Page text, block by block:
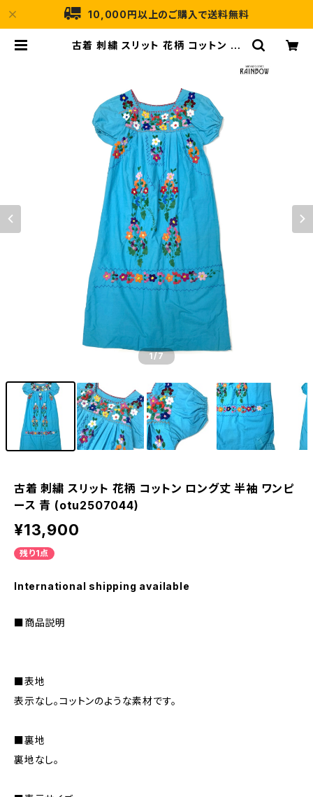
10,000円以上のご購入で送料無料
古着 刺繍 スリット 花柄 コットン ロ
1/7
古着 刺繍 スリット 花柄 コットン ロング丈 半袖 ワンピ
ース 青 (otu2507044)
¥13,900
残り1点
International shipping available
■商品説明
■表地
表示なし。コットンのような素材です。
■裏地
裏地なし。